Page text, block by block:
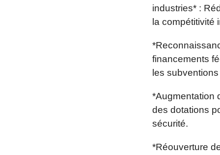
industries* :
la compétitivité
financements
les
*Augmentation
des dotations
sécurité.
*Réouverture